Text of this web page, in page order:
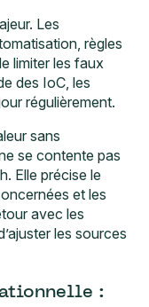
Les
règles
limiter les faux
des IoC, les
régulièrement.
sans
se contente pas
Elle précise le
et les
avec les
les sources
: